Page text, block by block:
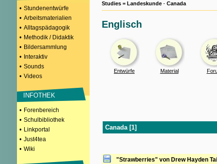
• Stundenentwürfe
• Arbeitsmaterialien
• Alltagspädagogik
• Methodik / Didaktik
• Bildersammlung
• Interaktiv
• Sounds
• Videos
INFOTHEK
• Forenbereich
• Schulbibliothek
• Linkportal
• Just4tea
• Wiki
Studies = Landeskunde - Canada
Englisch
Entwürfe Material
Canada [1]
"Strawberries" von Drew Hayden